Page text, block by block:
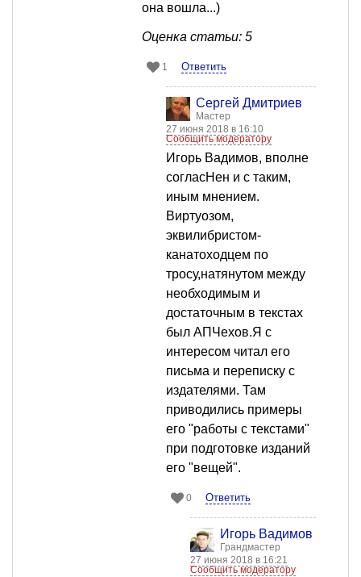
она вошла...)
Оценка статьи: 5
1 Ответить
Сергей Дмитриев
Мастер
27 июня 2018 в 16:10
Сообщить модератору
Игорь Вадимов, вполне
согласНен и с таким,
иным мнением.
Виртуозом,
эквилибристом-
канатоходцем по
тросу,натянутом между
необходимым и
достаточным в текстах
был АПЧехов.Я с
интересом читал его
письма и переписку с
издателями. Там
приводились примеры
его "работы с текстами"
при подготовке изданий
его "вещей".
0 Ответить
Игорь Вадимов
Грандмастер
27 июня 2018 в 16:21
Сообщить модератору